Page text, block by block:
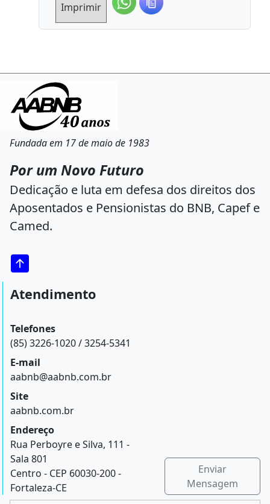
Imprimir
Fundada em 17 de maio de 1983
Por um Novo Futuro
Dedicação e luta em defesa dos direitos dos
Aposentados e Pensionistas do BNB, Capef e
Camed.
Atendimento
Telefones
(85) 3226-1020 / 3254-5341
E-mail
aabnb@aabnb.com.br
Site
aabnb.com.br
Endereço
Rua Perboyre e Silva, 111 -
Sala 801
Centro - CEP 60030-200 -
Fortaleza-CE
Enviar
Mensagem